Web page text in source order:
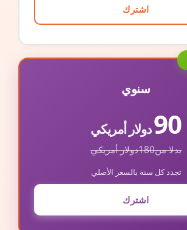
اشترك
سنوي
90دولار أمريكي
بدلا من180دولار أمريكي
تجدد كل سنة بالسعر الأصلي
اشترك